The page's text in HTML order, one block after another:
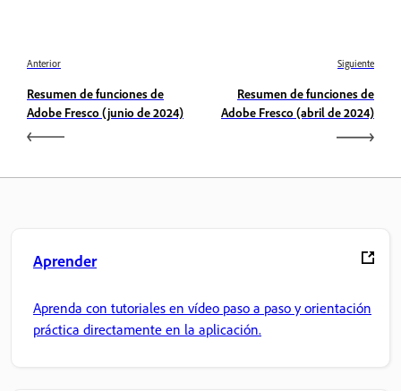
Anterior
Resumen de funciones de
Adobe Fresco (junio de 2024)
Siguiente
Resumen de funciones de
Adobe Fresco (abril de 2024)
Aprender
Aprenda con tutoriales en vídeo paso a paso y orientación
práctica directamente en la aplicación.